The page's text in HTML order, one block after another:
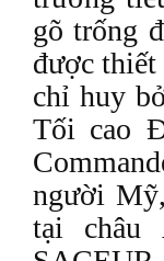
gõ trống
được thiết
chỉ huy
Tối cao
người
tại châu